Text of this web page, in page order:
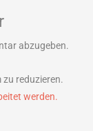
abzugeben.
zu reduzieren.
werden.